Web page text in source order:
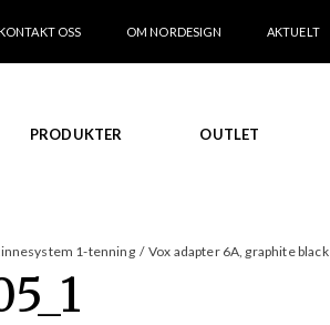
OSS OM NORDESIGN AKTUELT
PRODUKTER OUTLET
1-tenning / Vox adapter 6A, graphite black